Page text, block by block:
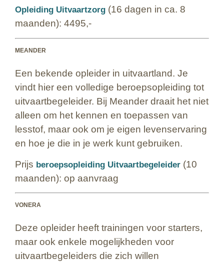
Opleiding Uitvaartzorg (16 dagen in ca. 8
maanden): 4495,-
MEANDER
Een bekende opleider in uitvaartland. Je
vindt hier een volledige beroepsopleiding tot
uitvaartbegeleider. Bij Meander draait het niet
alleen om het kennen en toepassen van
lesstof, maar ook om je eigen levenservaring
en hoe je die in je werk kunt gebruiken.
Prijs beroepsopleiding Uitvaartbegeleider (10
maanden): op aanvraag
VONERA
Deze opleider heeft trainingen voor starters,
maar ook enkele mogelijkheden voor
uitvaartbegeleiders die zich willen